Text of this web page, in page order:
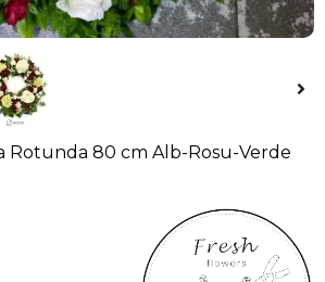
Rotunda 80 cm Alb-Rosu-Verde